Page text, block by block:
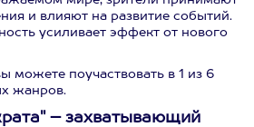
и влияют на развитие событий.
усиливает эффект от нового
можете поучаствовать в 1 из 6
жанров.
– захватывающий